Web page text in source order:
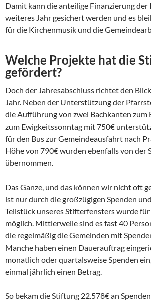
Damit kann die anteilige Finanzierung
weiteres Jahr gesichert werden und es
für die Kirchenmusik und die
Welche Projekte hat die
gefördert?
Doch der Jahresabschluss richtet den
Jahr. Neben der Unterstützung der
die Aufführung von zwei Bachkanten zum
zum Ewigkeitssonntag mit 750€
für den Bus zur Gemeindeausfahrt nach
Höhe von 790€ wurden ebenfalls von der
übernommen.
Das Ganze, und das können wir nicht oft
ist nur durch die großzügigen Spenden
Teilstück unseres Stifterfensters wurde
möglich. Mittlerweile sind es fast 40
die regelmäßig die Gemeinden mit
Manche haben einen Dauerauftrag
monatlich oder quartalsweise Spenden
einmal jährlich einen Betrag.
So bekam die Stiftung 22.578€ an